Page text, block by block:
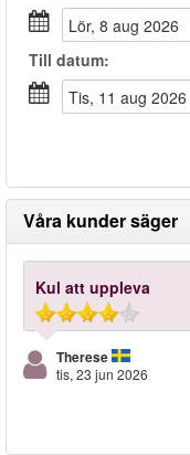
lör, 8 aug 2026
Till datum:
tis, 11 aug 2026
Våra kunder säger
Kul att uppleva
Therese
tis, 23 jun 2026